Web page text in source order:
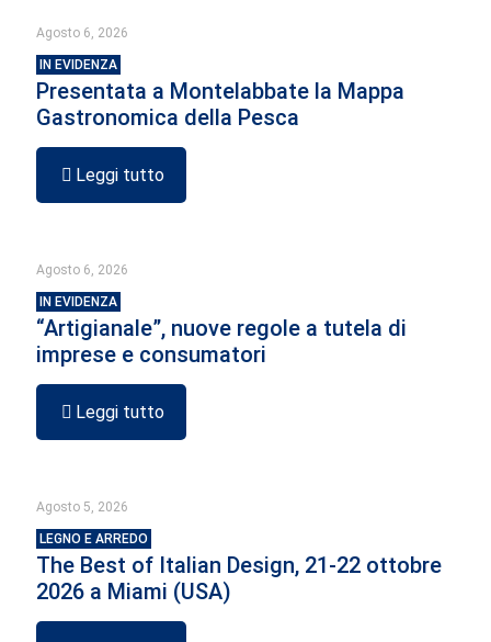
Agosto 6, 2026
IN EVIDENZA
Presentata a Montelabbate la Mappa
Gastronomica della Pesca
Leggi tutto
Agosto 6, 2026
IN EVIDENZA
“Artigianale”, nuove regole a tutela di
imprese e consumatori
Leggi tutto
Agosto 5, 2026
LEGNO E ARREDO
The Best of Italian Design, 21-22 ottobre
2026 a Miami (USA)